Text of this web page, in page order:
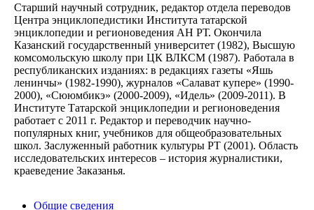
Старший научный сотрудник, редактор отдела переводов
Центра энциклопедистики Института татарской
энциклопедии и регионоведения АН РТ. Окончила
Казанский государственный университет (1982), Высшую
комсомольскую школу при ЦК ВЛКСМ (1987). Работала в
республиканских изданиях: в редакциях газеты «Яшь
ленинчы» (1982-1990), журналов «Салават купере» (1990-
2000), «Сююмбикэ» (2000-2009), «Идель» (2009-2011). В
Институте Татарской энциклопедии и регионоведения
работает с 2011 г. Редактор и переводчик научно-
популярных книг, учебников для общеобразовательных
школ. Заслуженный работник культуры РТ (2001). Область
исследовательских интересов – история журналистики,
краеведение Заказанья.
Общие сведения